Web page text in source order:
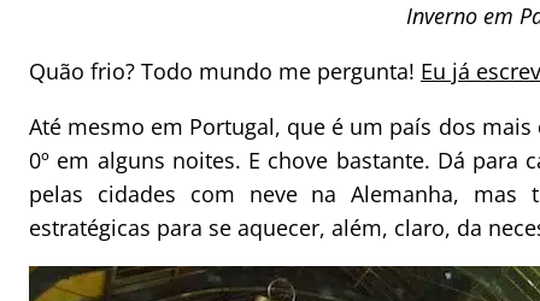
Inverno em
Quão frio? Todo mundo me pergunta! Eu já
Até mesmo em Portugal, que é um país dos
0º em alguns noites. E chove bastante. Dá
pelas cidades com neve na Alemanha,
estratégicas para se aquecer, além, claro, da